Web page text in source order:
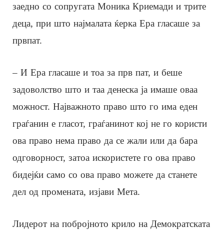
заедно со сопругата Моника Криемади и трите
деца, при што најмалата ќерка Ера гласаше за
првпат.
– И Ера гласаше и тоа за прв пат, и беше
задоволство што и таа денеска ја имаше оваа
можност. Најважното право што го има еден
граѓанин е гласот, граѓанинот кој не го користи
ова право нема право да се жали или да бара
одговорност, затоа искористете го ова право
бидејќи само со ова право можете да станете
дел од промената, изјави Мета.
Лидерот на побројното крило на Демократската